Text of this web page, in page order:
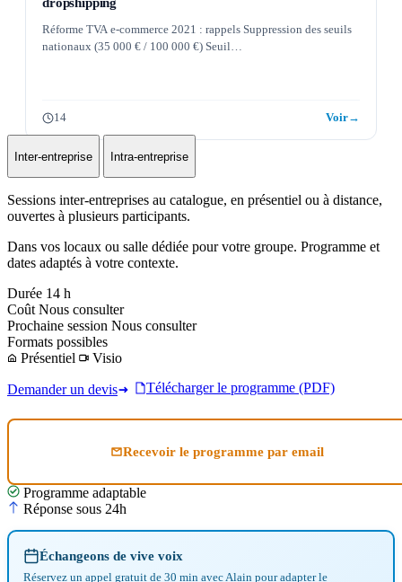
dropshipping
Réforme TVA e-commerce 2021 : rappels Suppression des seuils
nationaux (35 000 € / 100 000 €) Seuil…
14 Voir→
Inter-entreprise Intra-entreprise
Sessions inter-entreprises au catalogue, en présentiel ou à distance,
ouvertes à plusieurs participants.
Dans vos locaux ou salle dédiée pour votre groupe. Programme et
dates adaptés à votre contexte.
Durée 14 h
Coût Nous consulter
Prochaine session Nous consulter
Formats possibles
Présentiel
Visio
Demander un devis Télécharger le programme (PDF)
Recevoir le programme par email
Programme adaptable
Réponse sous 24h
Échangeons de vive voix
Réservez un appel gratuit de 30 min avec Alain pour adapter le